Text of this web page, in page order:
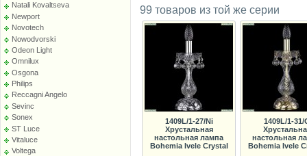
Natali Kovaltseva
Newport
Novotech
Nowodvorski
Odeon Light
Omnilux
Osgona
Philips
Reccagni Angelo
Sevinc
Sonex
ST Luce
Vitaluce
Voltega
99 товаров из той же серии
1409L/1-27/Ni
Хрустальная
настольная лампа
Bohemia Ivele Crystal
1409L/1-31/
настольная
Bohemia Ivele